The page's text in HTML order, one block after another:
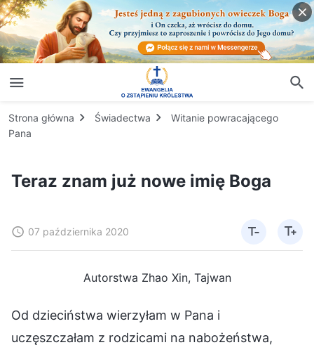
Strona główna Świadectwa
Witanie powracającego
Pana
Teraz znam już nowe imię Boga
07 października 2020
Autorstwa Zhao Xin, Tajwan
Od dzieciństwa wierzyłam w Pana i
uczęszczałam z rodzicami na nabożeństwa,